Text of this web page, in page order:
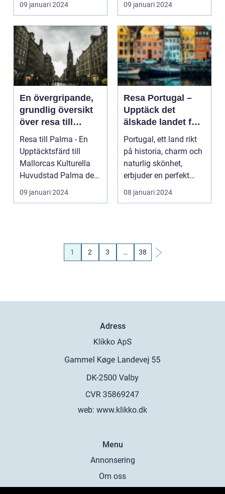
09 januari 2024
är en d...
09 januari 2024
En övergripande,
grundlig översikt
över resa till
Palma
Resa till Palma - En
Upptäcktsfärd till
Mallorcas Kulturella
Huvudstad Palma de
Mallorca, huvudst...
09 januari 2024
Resa Portugal –
Upptäck det
älskade landet fullt
av skönhet och
kultur
Portugal, ett land rikt
på historia, charm och
naturlig skönhet,
erbjuder en perfekt
destination för...
08 januari 2024
1 2 3 … 38
Adress
web: www.klikko.dk
Menu
Annonsering
Om oss